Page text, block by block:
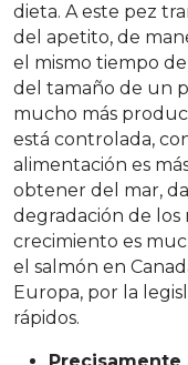
dieta. A este pez
del apetito, de
el mismo tiempo
del tamaño de un
mucho más
está controlada,
alimentación es
obtener del mar,
degradación de los
crecimiento es
el salmón en
Europa, por la
rápidos.